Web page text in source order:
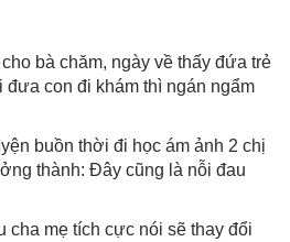
bà chăm, ngày về thấy đứa trẻ
con đi khám thì ngán ngẩm
buồn thời đi học ám ảnh 2 chị
thành: Đây cũng là nỗi đau
cha mẹ tích cực nói sẽ thay đổi